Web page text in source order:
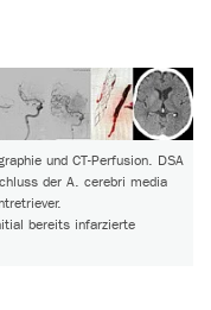
und CT-Perfusion. DSA
der A. cerebri media
bereits infarzierte